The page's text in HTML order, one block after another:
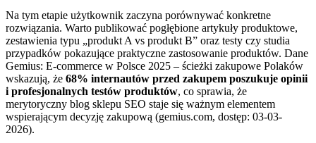
Na tym etapie użytkownik zaczyna porównywać konkretne
rozwiązania. Warto publikować pogłębione artykuły produktowe,
zestawienia typu „produkt A vs produkt B” oraz testy czy studia
przypadków pokazujące praktyczne zastosowanie produktów. Dane
Gemius: E-commerce w Polsce 2025 – ścieżki zakupowe Polaków
wskazują, że 68% internautów przed zakupem poszukuje opinii
i profesjonalnych testów produktów, co sprawia, że
merytoryczny blog sklepu SEO staje się ważnym elementem
wspierającym decyzję zakupową (gemius.com, dostęp: 03-03-
2026).